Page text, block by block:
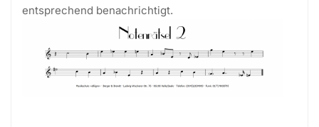
entsprechend benachrichtigt.